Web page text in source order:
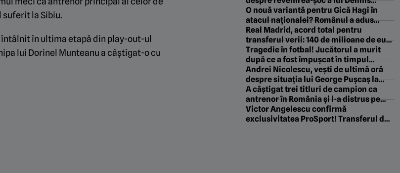
suferit la Sibiu.
în ultima etapă din play-out-ul
lui Dorinel Munteanu a câștigat-o cu
Politic la Dinamo: „Asta vrem noi!”
O nouă variantă pentru Gică Hagi în
atacul naționalei? Românul a adus
victoria echipei sale în Europa League
Real Madrid, acord total pentru
transferul verii: 140 de milioane de euro
sumă de transfer și contract pe 5 ani!
Tragedie în fotbal! Jucătorul a murit
după ce a fost împușcat în timpul
meciului
Andrei Nicolescu, vești de ultimă oră
despre situația lui George Pușcaș la
Dinamo: „A avut niște complicații!”
A câștigat trei titluri de campion ca
antrenor în România și l-a distrus pe
Florin Tănase pentru conflictul cu
Baciu: „Nu-l aduceam niciodată înapoi!
Victor Angelescu confirmă
exclusivitatea ProSport! Transferul de